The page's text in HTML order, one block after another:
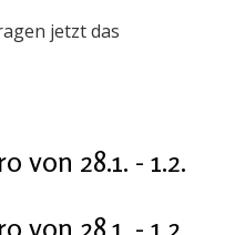
jetzt das
von 28.1. - 1.2.